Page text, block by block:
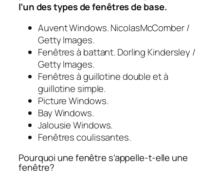
l’un des types de fenêtres de base.
Auvent Windows. NicolasMcComber /
Getty Images.
Fenêtres à battant. Dorling Kindersley /
Getty Images.
Fenêtres à guillotine double et à
guillotine simple.
Picture Windows.
Bay Windows.
Jalousie Windows.
Fenêtres coulissantes.
Pourquoi une fenêtre s’appelle-t-elle une
fenêtre?